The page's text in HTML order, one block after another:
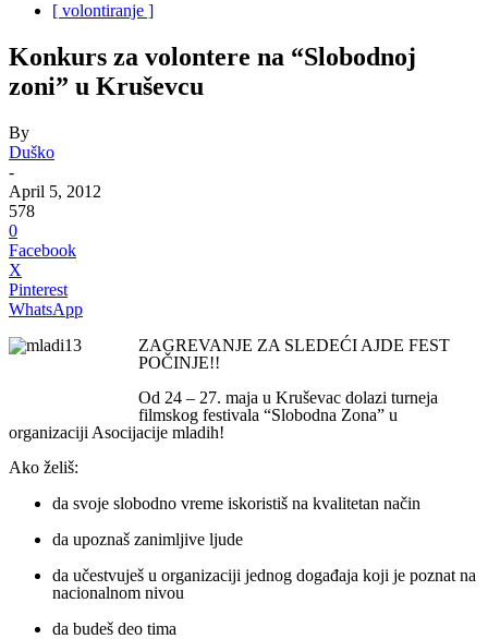
[ volontiranje ]
Konkurs za volontere na “Slobodnoj
zoni” u Kruševcu
By
Duško
-
April 5, 2012
578
0
Facebook
X
Pinterest
WhatsApp
ZAGREVANJE ZA SLEDEĆI AJDE FEST
POČINJE!!
Od 24 – 27. maja u Kruševac dolazi turneja
filmskog festivala “Slobodna Zona” u
organizaciji Asocijacije mladih!
Ako želiš:
da svoje slobodno vreme iskoristiš na kvalitetan način
da upoznaš zanimljive ljude
da učestvuješ u organizaciji jednog događaja koji je poznat na
nacionalnom nivou
da budeš deo tima